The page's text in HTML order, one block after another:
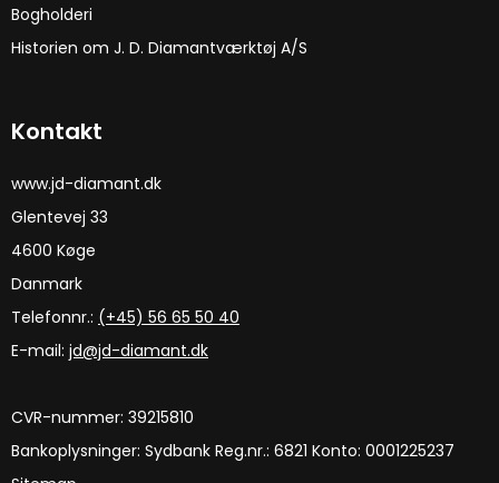
Bogholderi
Historien om J. D. Diamantværktøj A/S
Kontakt
www.jd-diamant.dk
Glentevej 33
4600 Køge
Danmark
Telefonnr.: (+45) 56 65 50 40
E-mail: jd@jd-diamant.dk
CVR-nummer: 39215810
Bankoplysninger: Sydbank Reg.nr.: 6821 Konto: 0001225237